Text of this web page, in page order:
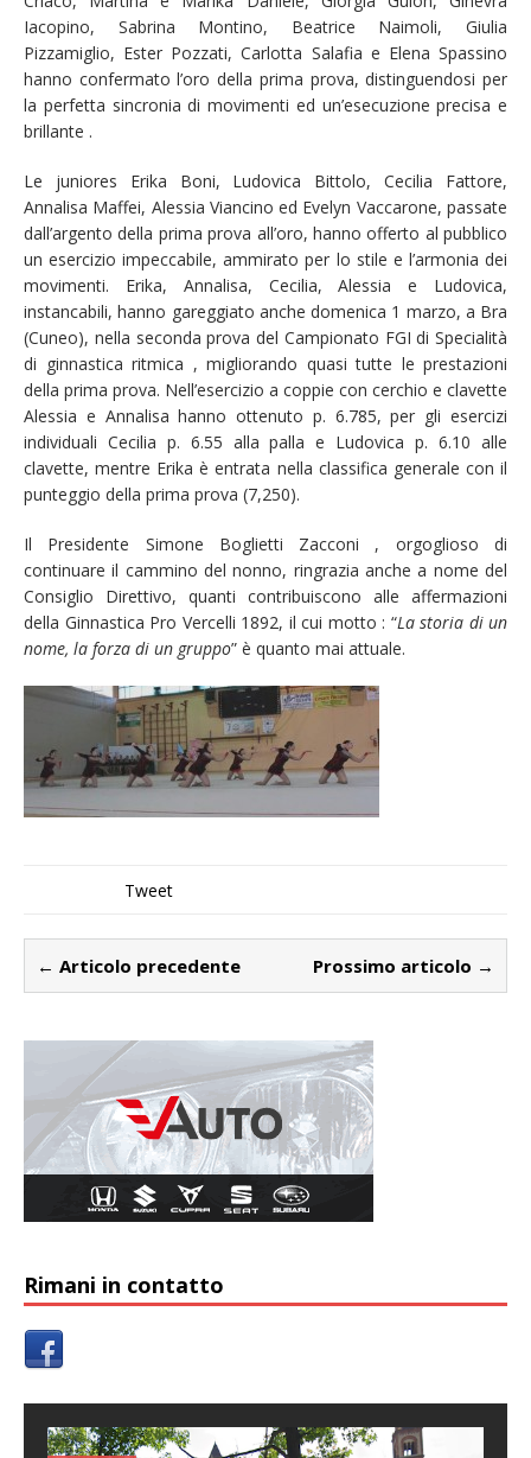
Iacopino, Sabrina Montino, Beatrice Naimoli, Giulia
Pizzamiglio, Ester Pozzati, Carlotta Salafia e Elena Spassino
hanno confermato l’oro della prima prova, distinguendosi per
la perfetta sincronia di movimenti ed un’esecuzione precisa e
brillante .
Le juniores Erika Boni, Ludovica Bittolo, Cecilia Fattore,
Annalisa Maffei, Alessia Viancino ed Evelyn Vaccarone, passate
dall’argento della prima prova all’oro, hanno offerto al pubblico
un esercizio impeccabile, ammirato per lo stile e l’armonia dei
movimenti. Erika, Annalisa, Cecilia, Alessia e Ludovica,
instancabili, hanno gareggiato anche domenica 1 marzo, a Bra
(Cuneo), nella seconda prova del Campionato FGI di Specialità
di ginnastica ritmica , migliorando quasi tutte le prestazioni
della prima prova. Nell’esercizio a coppie con cerchio e clavette
Alessia e Annalisa hanno ottenuto p. 6.785, per gli esercizi
individuali Cecilia p. 6.55 alla palla e Ludovica p. 6.10 alle
clavette, mentre Erika è entrata nella classifica generale con il
punteggio della prima prova (7,250).
Il Presidente Simone Boglietti Zacconi , orgoglioso di
continuare il cammino del nonno, ringrazia anche a nome del
Consiglio Direttivo, quanti contribuiscono alle affermazioni
della Ginnastica Pro Vercelli 1892, il cui motto : “La storia di un
nome, la forza di un gruppo” è quanto mai attuale.
Tweet
← Articolo precedente Prossimo articolo →
Rimani in contatto